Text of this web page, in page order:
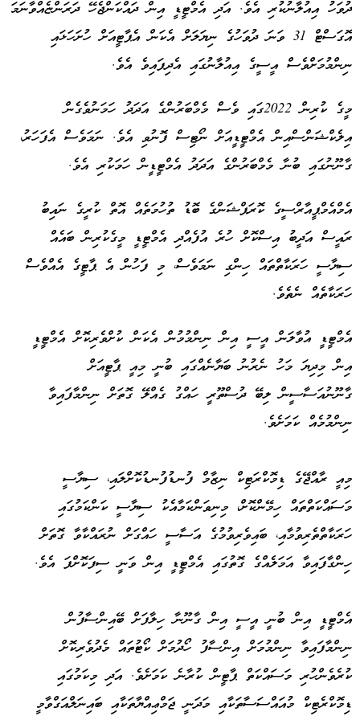
ދުވަހު އިއުލާނުކުރި އެވެ. އަދި އެމްޓީޑީ އިން ދައްކަންޖެހޭ ދަރަންޏެއްވާނަމަ
އޮގަސްޓް 31 ވަނަ ދުވަހުގެ ނިޔަލަށް އެކަން އެޕާޓީއަށް ހުށަހަޅައި
ނިންމުމަށްވެސް އީސީގެ އިއުލާނުގައި އެދިފައިވެ އެވެ.
މީގެ ކުރިން 2022ގައި ވެސް މެމްބަރުންގެ އަދަދު ހަމަނުވެގެން
އިލެކްޝަންސްއިން އެމްޓީޑީއަށް ނޯޓިސް ފޮނުވި އެވެ. ނަމަވެސް އެފަހަރު،
ގާނޫނުގައި ބުނާ މެމްބަރުންގެ އަދަދު އެމްޓީޑީން ހަމަކުރި އެވެ.
އެމްއެމްޕީއާރްސީގެ ކޮރަޕްޝަންގެ ބޮޑު ތުހުމަތެއް އޮތް ކުރީގެ ނައިބު
ރައީސް އަދީބު އިސްކޮށް ހުރެ އުފެއްދި އެމްޓީޑީ މީގެކުރިން ބައެއް
ސިޔާސީ ހަރަކާތްތައް ހިންގި ނަމަވެސް، މި ފަހުން އެ ޕާޓީގެ އެއްވެސް
ހަރަކާތެއް ނެތެވެ.
އެމްޓީޑީ އުވާލަން އީސީ އިން ނިންމުމުން އެކަން ކުށްވެރިކޮށް އެމްޓީޑީ
އިން މިދިޔަ މަހު ނެރުނު ބަޔާނެއްގައި ބުނީ މިއީ ޕާޓީއަށް
ގާނޫނުއަސާސީން ލިބޭ ދުސްތޫރީ ހައްގު ގެއްލޭ ގޮތަށް ނިންމާފައިވާ
ނިންމުމެއް ކަމަށެވެ.
މިއީ ރާއްޖޭގެ ޑިމޮކްރަޓިކް ނިޒާމް ފުނޑުފުނޑުކޮށްލައި، ސިޔާސީ
މަސައްކަތްތައް ހިމޭންކޮށް، މިނިވަންކަމާއެކު ސިޔާސީ ކަންކަމުގައި
ހަރަކާތްތެރިވުމާއި، ބައިވެރިވުމުގެ އަސާސީ ހައްގަށް ނުރައްކާވާ ގޮތަށް
ހިންގާފައިވާ އަމަލެއްގެ ގޮތުގައި އެމްޓީޑީ އިން ވަނީ ސިފަކޮށްފަ އެވެ.
އެމްޓީޑީ އިން ބުނީ އީސީ އިން ގާނޫނާ ހިލާފަށް ބޭއިންސާފުން
ނިންމާފައިވާ ނިންމުމަށް އިންސާފު ހޯދުމަށް ކޯޓުތައް މެދުވެރިކޮށް
ކުރެވެންހުރި މަސައްކަތް ޕާޓީން ކުރާނެ ކަމަށެވެ. އަދި މިކަމުގައި
ޑިމޮކްރެޓިކް މުއައްސަސާތަކާއި މަދަނީ ޖަމްޢިއްޔާތަކާއި ބައިނަލްއަގްވާމީ